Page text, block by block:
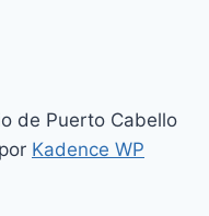
de Puerto Cabello
Kadence WP